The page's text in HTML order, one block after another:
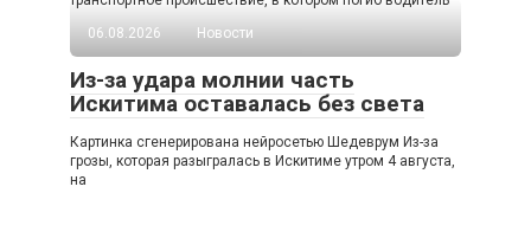
06.08.2026
Новости
Из-за удара молнии часть
Искитима оставалась без света
Картинка сгенерирована нейросетью Шедеврум Из-за
грозы, которая разыгралась в Искитиме утром 4 августа,
на